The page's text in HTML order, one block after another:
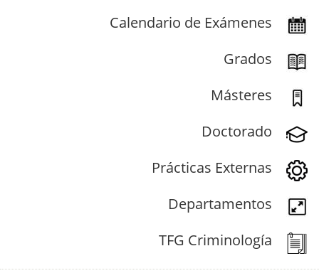
Calendario de Exámenes
Grados
Másteres
Doctorado
Prácticas Externas
Departamentos
TFG Criminología